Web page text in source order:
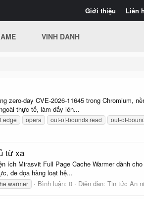
Giới thiệu Liên
VINH DANH
zero-day CVE-2026-11645 trong Chromium,
thực tế, làm dấy lên...
edge opera out-of-bounds read
out-of-
từ xa
Mirasvit Full Page Cache Warmer dành
đe dọa hàng loạt hệ...
warmer Bình luận: 0 Diễn đàn: Tin tức An